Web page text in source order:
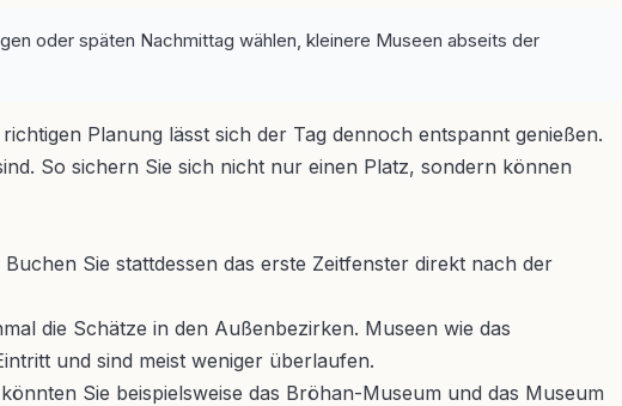
oder späten Nachmittag wählen, kleinere Museen abseits der
Planung lässt sich der Tag dennoch entspannt genießen.
So sichern Sie sich nicht nur einen Platz, sondern können
Sie stattdessen das erste Zeitfenster direkt nach der
die Schätze in den Außenbezirken. Museen wie das
und sind meist weniger überlaufen.
Sie beispielsweise das Bröhan-Museum und das Museum